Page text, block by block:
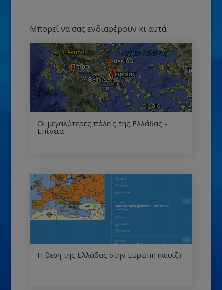
Μπορεί να σας ενδιαφέρουν κι αυτά:
Οι μεγαλύτερες πόλεις της Ελλάδας –
Επίνεια
Η θέση της Ελλάδας στην Ευρώπη (κουίζ)